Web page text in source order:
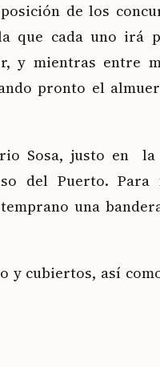
de los
que cada uno irá
y mientras entre
pronto el
Sosa, justo en la
del Puerto.
una
y cubiertos, así